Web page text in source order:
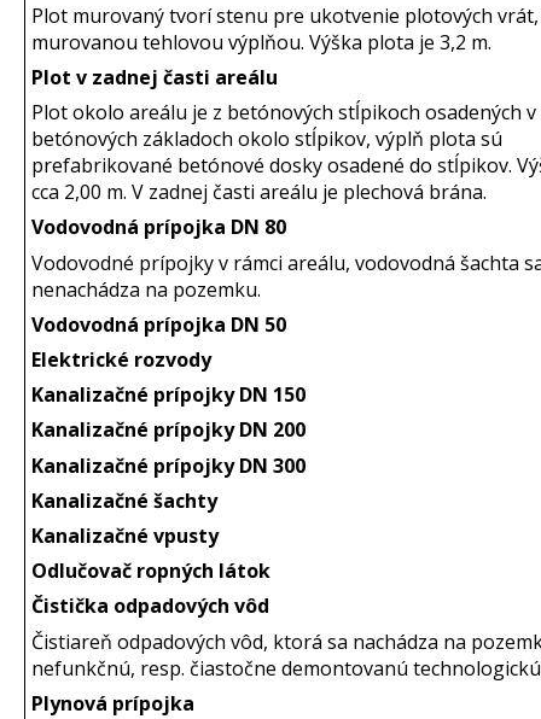
Plot murovaný tvorí stenu pre ukotvenie plotových
murovanou tehlovou výplňou. Výška plota je 3,2 m.
Plot v zadnej časti areálu
Plot okolo areálu je z betónových stĺpikoch osadených v
betónových základoch okolo stĺpikov, výplň plota sú
prefabrikované betónové dosky osadené do stĺpikov.
cca 2,00 m. V zadnej časti areálu je plechová brána.
Vodovodná prípojka DN 80
Vodovodné prípojky v rámci areálu, vodovodná šachta
nenachádza na pozemku.
Vodovodná prípojka DN 50
Elektrické rozvody
Kanalizačné prípojky DN 150
Kanalizačné prípojky DN 200
Kanalizačné prípojky DN 300
Kanalizačné šachty
Kanalizačné vpusty
Odlučovač ropných látok
Čistička odpadových vôd
Čistiareň odpadových vôd, ktorá sa nachádza na
nefunkčnú, resp. čiastočne demontovanú
Plynová prípojka